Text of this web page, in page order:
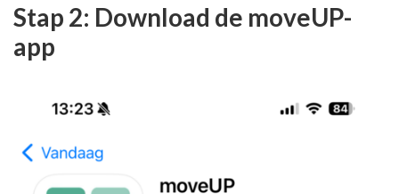
Stap 2: Download de moveUP-
app